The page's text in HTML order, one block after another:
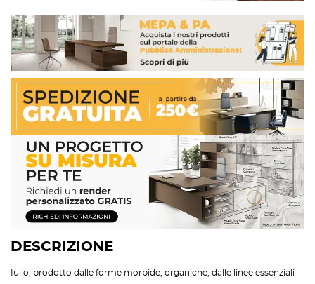
DESCRIZIONE
Iulio, prodotto dalle forme morbide, organiche, dalle linee essenziali